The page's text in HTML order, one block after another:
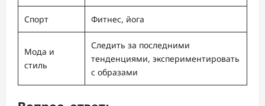
Спорт Фитнес, йога
Мода и
стиль
Следить за последними
тенденциями, экспериментировать
с образами